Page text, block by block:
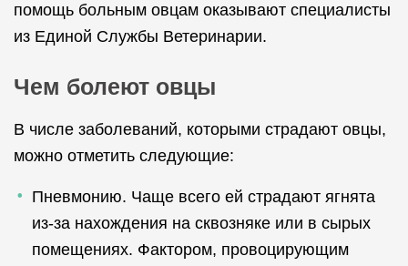
помощь больным овцам оказывают специалисты
из Единой Службы Ветеринарии.
Чем болеют овцы
В числе заболеваний, которыми страдают овцы,
можно отметить следующие:
Пневмонию. Чаще всего ей страдают ягнята
из-за нахождения на сквозняке или в сырых
помещениях. Фактором, провоцирующим